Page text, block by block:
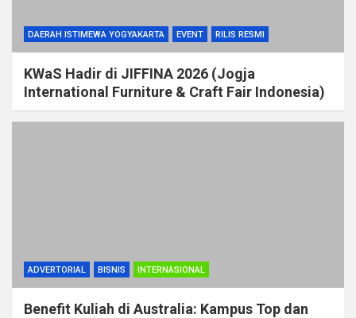
DAERAH ISTIMEWA YOGYAKARTA EVENT RILIS RESMI
KWaS Hadir di JIFFINA 2026 (Jogja
International Furniture & Craft Fair Indonesia)
ADVERTORIAL BISNIS INTERNASIONAL
Benefit Kuliah di Australia: Kampus Top dan